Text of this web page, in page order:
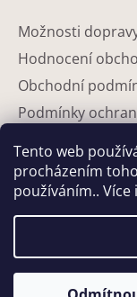
Tento web
procházením
používáním..
Možnosti
Hodnocení
Obchodní
Podmínky
Partneři
Kontakty